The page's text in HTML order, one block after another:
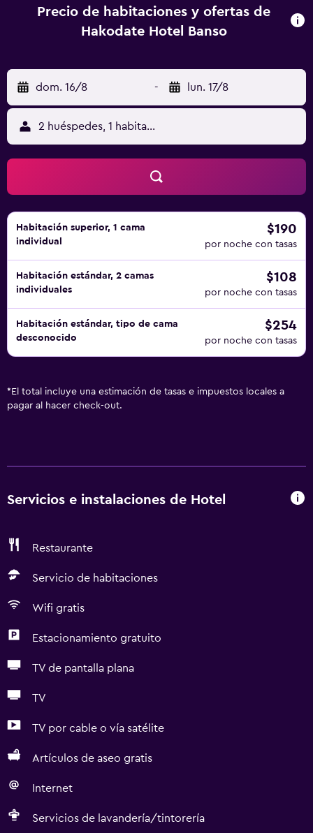
desayuno buffet. Hakodate Hotel Banso ofrece varias
instalaciones de bienestar, como sauna y baño termal.
Tropical Botanical Garden. El aeropuerto (Aeropuerto de
Hakodate) está a 2 km.
Precio de habitaciones y ofertas de
Hakodate Hotel Banso
dom. 16/8 - lun. 17/8
2 huéspedes, 1 habitación
Habitación superior, 1 cama
individual
$190
por noche con tasas
Habitación estándar, 2 camas
individuales
$108
por noche con tasas
Habitación estándar, tipo de cama
desconocido
$254
por noche con tasas
* El total incluye una estimación de tasas e impuestos locales a
pagar al hacer check-out.
Servicios e instalaciones de Hotel
Restaurante
Servicio de habitaciones
Wifi gratis
Estacionamiento gratuito
TV de pantalla plana
TV
TV por cable o vía satélite
Artículos de aseo gratis
Internet
Servicios de lavandería/tintorería